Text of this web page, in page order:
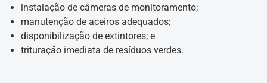
instalação de câmeras de monitoramento;
manutenção de aceiros adequados;
disponibilização de extintores; e
trituração imediata de resíduos verdes.